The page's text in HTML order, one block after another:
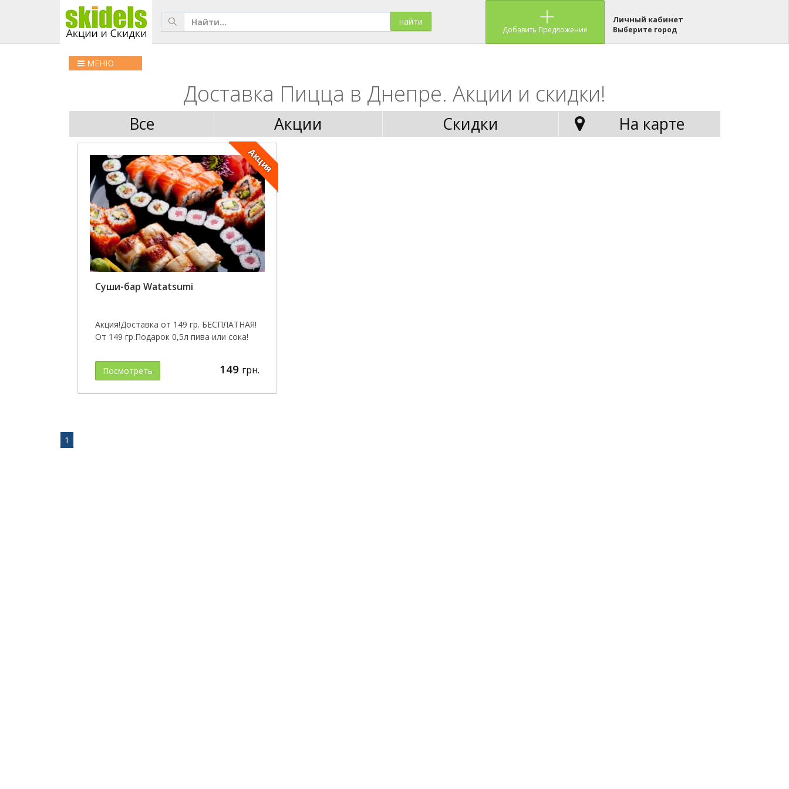
Добавить Предложение
Личный кабинет
Выберите город
МЕНЮ
Доставка Пицца в Днепре. Акции и скидки!
Все Акции Скидки На карте
Акция
Суши-бар Watatsumi
Акция!Доставка от 149 гр. БЕСПЛАТНАЯ!
От 149 гр.Подарок 0,5л пива или сока!
Посмотреть 149 грн.
1